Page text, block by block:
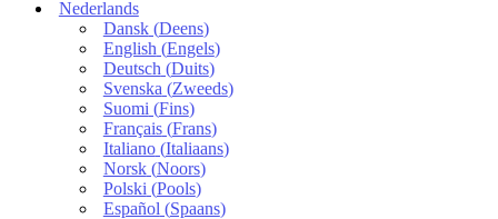
Nederlands
Dansk(Deens)
English (Engels)
Deutsch (Duits)
Svenska (Zweeds)
Suomi (Fins)
Français(Frans)
Italiano(Italiaans)
Norsk(Noors)
Polski (Pools)
Español (Spaans)